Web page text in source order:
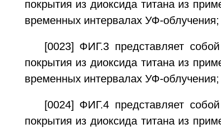
покрытия из диоксида титана из
временных интервалах УФ-облучения;
[0023] ФИГ.3 представляет
покрытия из диоксида титана из
временных интервалах УФ-облучения;
[0024] ФИГ.4 представляет
покрытия из диоксида титана из